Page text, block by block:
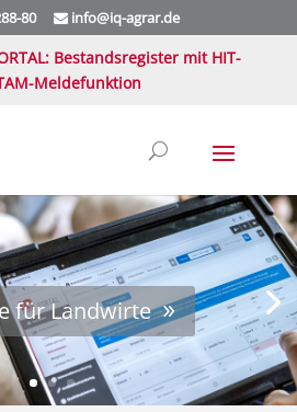
80 info@iq-agrar.de
Bestandsregister mit HIT-
Meldefunktion
für Landwirte